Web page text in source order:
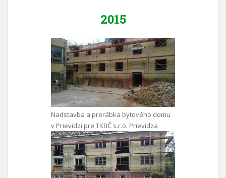
2015
Nadstavba a prerábka bytového domu
v Prievidzi pre TKBČ s.r.o. Prievidza